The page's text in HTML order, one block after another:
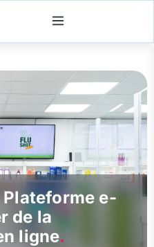
Plateforme e-
de la
ligne.